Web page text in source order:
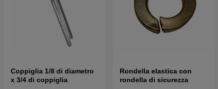
Coppiglia 1/8 di diametro
x 3/4 di coppiglia
Rondella elastica con
rondella di sicurezza